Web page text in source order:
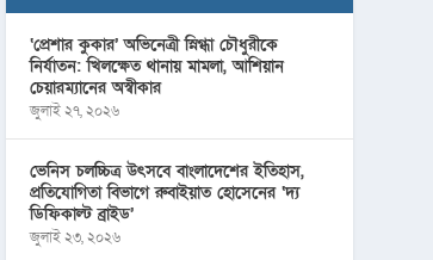
‘প্রেশার কুকার’ অভিনেত্রী স্নিগ্ধা চৌধুরীকে
নির্যাতন: খিলক্ষেত থানায় মামলা, আশিয়ান
চেয়ারম্যানের অস্বীকার
জুলাই ২৭, ২০২৬
ভেনিস চলচ্চিত্র উৎসবে বাংলাদেশের ইতিহাস,
প্রতিযোগিতা বিভাগে রুবাইয়াত হোসেনের ‘দ্য
ডিফিকাল্ট ব্রাইড’
জুলাই ২৩, ২০২৬